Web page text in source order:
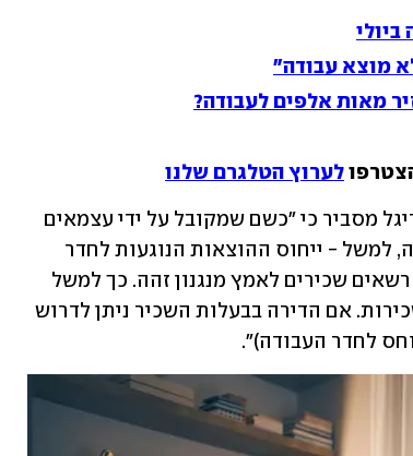
מוצא עבודה"
מאות אלפים לעבודה?
לערוץ הטלגרם שלנו